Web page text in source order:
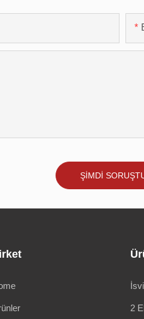
ŞIMDI
2